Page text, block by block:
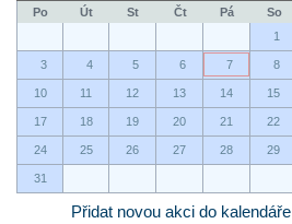
Po Út St Čt Pá So
1
3 4 5 6 7 8
10 11 12 13 14 15
17 18 19 20 21 22
24 25 26 27 28 29
31
Přidat novou akci do kalendáře